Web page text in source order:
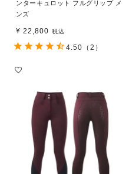
ンターキュロット フルグリップ メ
ンズ
¥ 22,800 税込
4.50 （2）